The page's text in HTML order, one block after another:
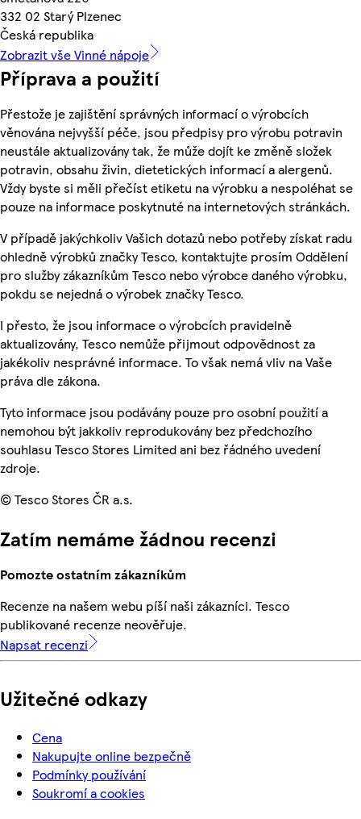
332 02 Starý Plzenec
Česká republika
Zobrazit vše Vinné nápoje
Příprava a použití
Přestože je zajištění správných informací o výrobcích
věnována nejvyšší péče, jsou předpisy pro výrobu potravin
neustále aktualizovány tak, že může dojít ke změně složek
potravin, obsahu živin, dietetických informací a alergenů.
Vždy byste si měli přečíst etiketu na výrobku a nespoléhat se
pouze na informace poskytnuté na internetových stránkách.
V případě jakýchkoliv Vašich dotazů nebo potřeby získat radu
ohledně výrobků značky Tesco, kontaktujte prosím Oddělení
pro služby zákazníkům Tesco nebo výrobce daného výrobku,
pokdu se nejedná o výrobek značky Tesco.
I přesto, že jsou informace o výrobcích pravidelně
aktualizovány, Tesco nemůže přijmout odpovědnost za
jakékoliv nesprávné informace. To však nemá vliv na Vaše
práva dle zákona.
Tyto informace jsou podávány pouze pro osobní použití a
nemohou být jakkoliv reprodukovány bez předchozího
souhlasu Tesco Stores Limited ani bez řádného uvedení
zdroje.
© Tesco Stores ČR a.s.
Zatím nemáme žádnou recenzi
Pomozte ostatním zákazníkům
Recenze na našem webu píší naši zákazníci. Tesco
publikované recenze neověřuje.
Napsat recenzi
Užitečné odkazy
Cena
Nakupujte online bezpečně
Podmínky používání
Soukromí a cookies